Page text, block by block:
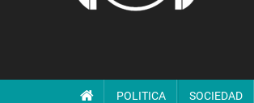
POLITICA SOCIEDAD